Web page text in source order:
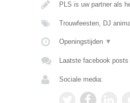
PLS is uw partner als
Trouwfeesten, DJ
Openingstijden ▼
Laatste facebook posts
Sociale media: